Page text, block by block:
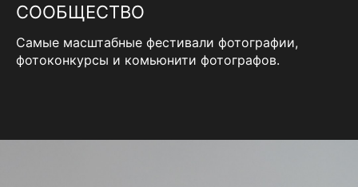
СООБЩЕСТВО
Самые масштабные фестивали фотографии,
фотоконкурсы и комьюнити фотографов.